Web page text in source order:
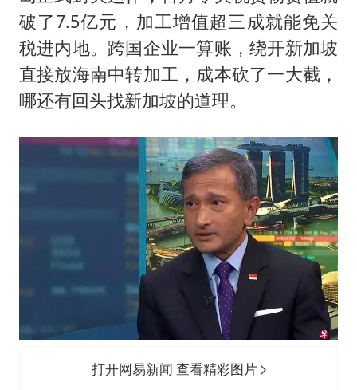
破了7.5亿元，加工增值超三成就能免关
税进内地。跨国企业一算账，绕开新加坡
直接放海南中转加工，成本砍了一大截，
哪还有回头找新加坡的道理。
打开网易新闻 查看精彩图片